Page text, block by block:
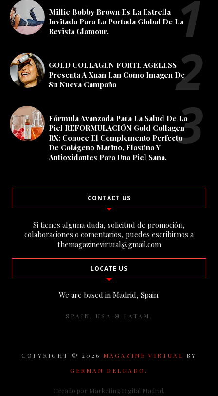
Millie Bobby Brown Es La Estrella
Invitada Para La Portada Global De La
Revista Glamour.
GOLD COLLAGEN FORTE AGELESS
Presenta A Xuan Lan Como Imagen De
Su Nueva Campaña
Fórmula Avanzada Para La Salud De La
Piel REFORMULACIÓN Gold Collagen
RX: Conoce El Complemento Perfecto
De Colágeno Marino, Elastina Y
Antioxidantes Para Una Piel Sana.
CONTACT US
Si tienes alguna duda, solicitud de promoción,
colaboraciones o comentarios, puedes escribirnos a
themagazinevirtual@gmail.com
LOCATE US
We are based in Madrid, Spain.
SPAIN, USA & LATAM.
COPYRIGHT © 2026 MAGAZINE VIRTUAL
BY
GERMAN DELGADO.
Creado por Marketing Digital Madrid.